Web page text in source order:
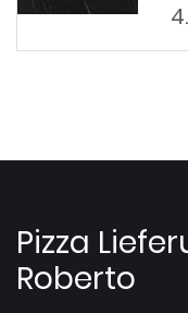
Pizza
Roberto